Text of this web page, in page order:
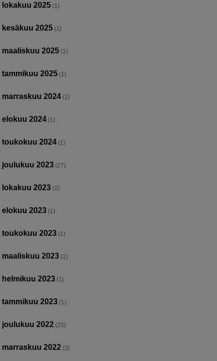
lokakuu 2025 (1)
kesäkuu 2025 (1)
maaliskuu 2025 (1)
tammikuu 2025 (1)
marraskuu 2024 (1)
elokuu 2024 (1)
toukokuu 2024 (1)
joulukuu 2023 (27)
lokakuu 2023 (2)
elokuu 2023 (1)
toukokuu 2023 (1)
maaliskuu 2023 (1)
helmikuu 2023 (1)
tammikuu 2023 (1)
joulukuu 2022 (25)
marraskuu 2022 (3)